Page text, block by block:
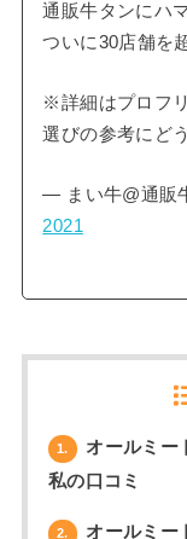
通販牛タンにハ
ついに30店舗を
※詳細はプロフ
選びの参考にど
— まい牛@通販
2021
1.
オールミー
私の口コミ
2.
オールミー